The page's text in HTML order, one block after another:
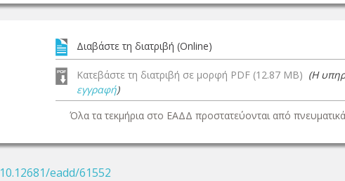
Διαβάστε τη διατριβή (Online)
Κατεβάστε τη διατριβή σε μορφή PDF (12.87 MB) (Η
εγγραφή)
Όλα τα τεκμήρια στο ΕΑΔΔ προστατεύονται από
10.12681/eadd/61552